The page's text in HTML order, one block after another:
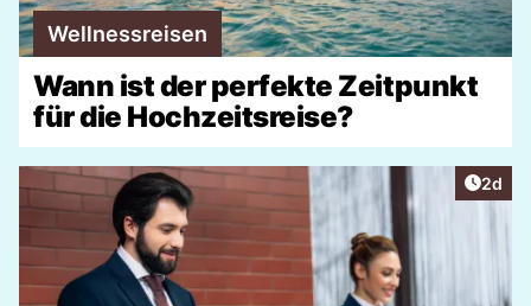
Wellnessreisen
Wann ist der perfekte Zeitpunkt
für die Hochzeitsreise?
2d